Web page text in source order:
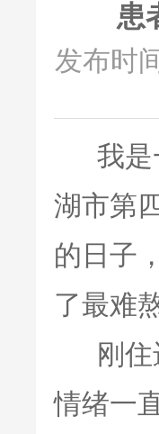
患
发布时
我是
湖市第
的日子
了最难
刚住
情绪一